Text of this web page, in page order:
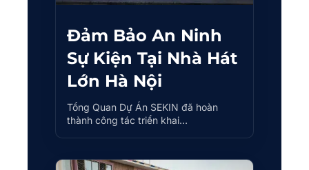
Đảm Bảo An Ninh
Sự Kiện Tại Nhà Hát
Lớn Hà Nội
Tổng Quan Dự Án SEKIN đã hoàn
thành công tác triển khai…